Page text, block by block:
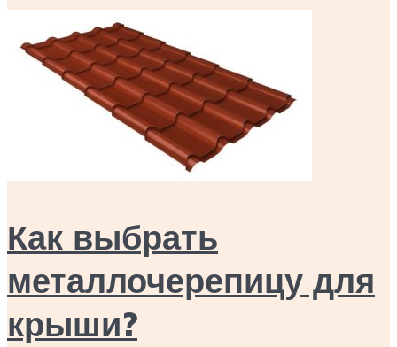
Как выбрать
металлочерепицу для
крыши?